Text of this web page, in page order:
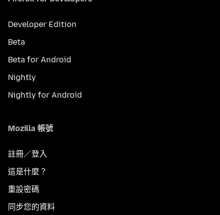
Developer Edition
Beta
Beta for Android
Nightly
Nightly for Android
Mozilla 帳號
註冊／登入
這是什麼？
重設密碼
同步您的資料